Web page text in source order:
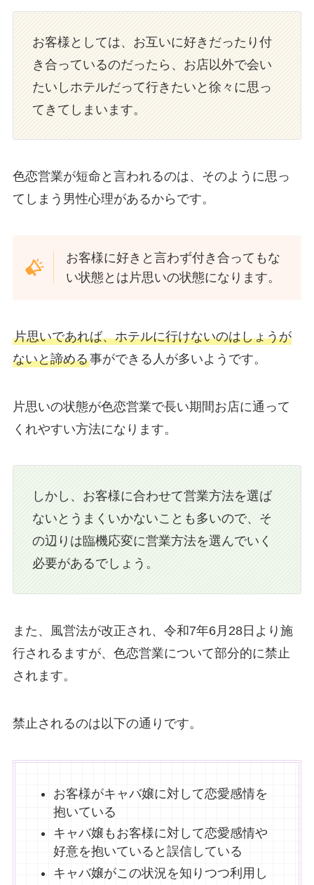
お客様としては、お互いに好きだったり付
き合っているのだったら、お店以外で会い
たいしホテルだって行きたいと徐々に思っ
てきてしまいます。
色恋営業が短命と言われるのは、そのように思っ
てしまう男性心理があるからです。
お客様に好きと言わず付き合ってもな
い状態とは片思いの状態になります。
片思いであれば、ホテルに行けないのはしょうが
ないと諦める事ができる人が多いようです。
片思いの状態が色恋営業で長い期間お店に通って
くれやすい方法になります。
しかし、お客様に合わせて営業方法を選ば
ないとうまくいかないことも多いので、そ
の辺りは臨機応変に営業方法を選んでいく
必要があるでしょう。
また、風営法が改正され、令和7年6月28日より施
行されるますが、色恋営業について部分的に禁止
されます。
禁止されるのは以下の通りです。
お客様がキャバ嬢に対して恋愛感情を
抱いている
キャバ嬢もお客様に対して恋愛感情や
好意を抱いていると誤信している
キャバ嬢がこの状況を知りつつ利用し